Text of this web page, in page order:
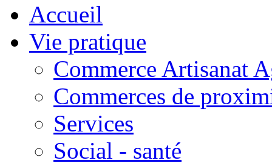
Accueil
Vie pratique
Commerce Artisanat
Commerces de
Services
Social - santé